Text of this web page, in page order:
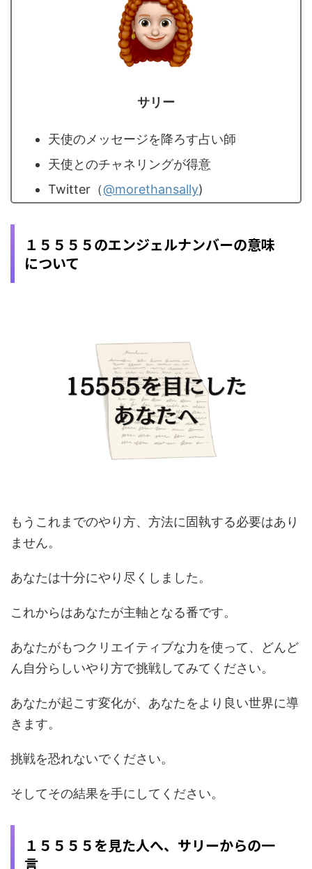
サリー
天使のメッセージを降ろす占い師
天使とのチャネリングが得意
Twitter（@morethansally)
１５５５５のエンジェルナンバーの意味
について
もうこれまでのやり方、方法に固執する必要はあり
ません。
あなたは十分にやり尽くしました。
これからはあなたが主軸となる番です。
あなたがもつクリエイティブな力を使って、どんど
ん自分らしいやり方で挑戦してみてください。
あなたが起こす変化が、あなたをより良い世界に導
きます。
挑戦を恐れないでください。
そしてその結果を手にしてください。
１５５５５を見た人へ、サリーからの一
言